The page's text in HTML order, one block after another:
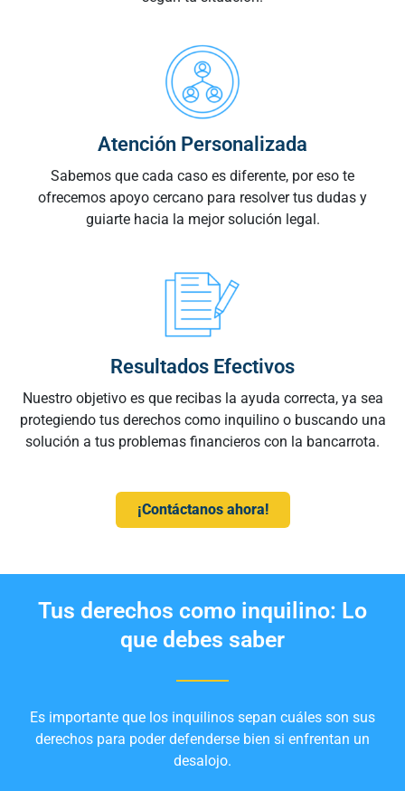
Atención Personalizada
Sabemos que cada caso es diferente, por eso te
ofrecemos apoyo cercano para resolver tus dudas y
guiarte hacia la mejor solución legal.
Resultados Efectivos
Nuestro objetivo es que recibas la ayuda correcta, ya sea
protegiendo tus derechos como inquilino o buscando una
solución a tus problemas financieros con la bancarrota.
¡Contáctanos ahora!
Tus derechos como inquilino: Lo
que debes saber
Es importante que los inquilinos sepan cuáles son sus
derechos para poder defenderse bien si enfrentan un
desalojo.